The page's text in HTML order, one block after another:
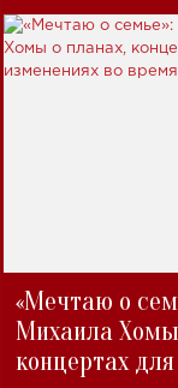
«Мечтаю о
Михаила Хомы
концертах